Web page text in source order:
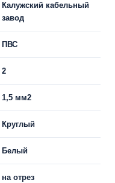
Калужский кабельный
завод
ПВС
2
1,5 мм2
Круглый
Белый
на отрез